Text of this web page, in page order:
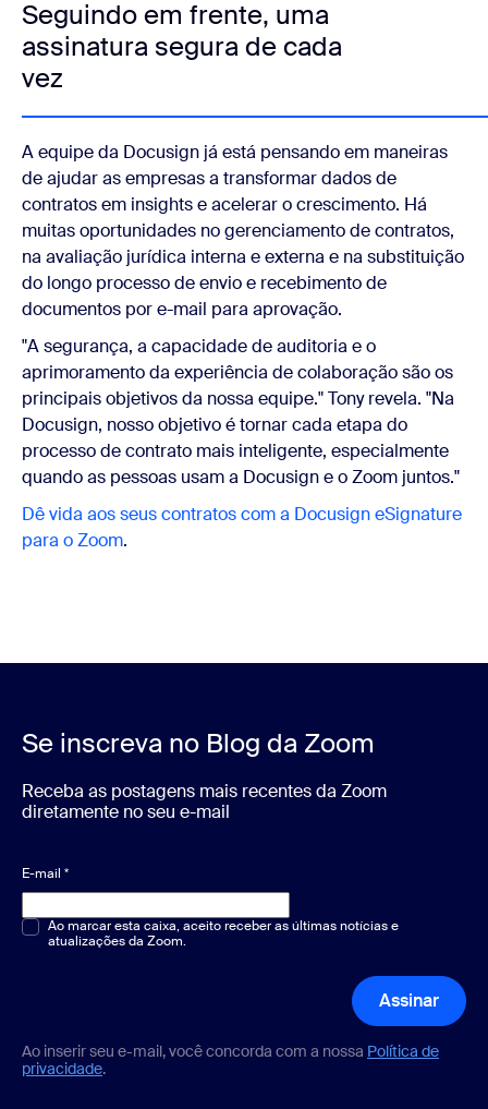
Seguindo em frente, uma
assinatura segura de cada
vez
A equipe da Docusign já está pensando em maneiras
de ajudar as empresas a transformar dados de
contratos em insights e acelerar o crescimento. Há
muitas oportunidades no gerenciamento de contratos,
na avaliação jurídica interna e externa e na substituição
do longo processo de envio e recebimento de
documentos por e-mail para aprovação.
"A segurança, a capacidade de auditoria e o
aprimoramento da experiência de colaboração são os
principais objetivos da nossa equipe." Tony revela. "Na
Docusign, nosso objetivo é tornar cada etapa do
processo de contrato mais inteligente, especialmente
quando as pessoas usam a Docusign e o Zoom juntos."
Dê vida aos seus contratos com a Docusign eSignature
para o Zoom.
Se inscreva no Blog da Zoom
Receba as postagens mais recentes da Zoom
diretamente no seu e-mail
E-mail *
Múltipla escolha ou resposta única*
Ao marcar esta caixa, aceito receber as últimas notícias e
atualizações da Zoom.
Assinar
Ao inserir seu e-mail, você concorda com a nossa Política de
privacidade.